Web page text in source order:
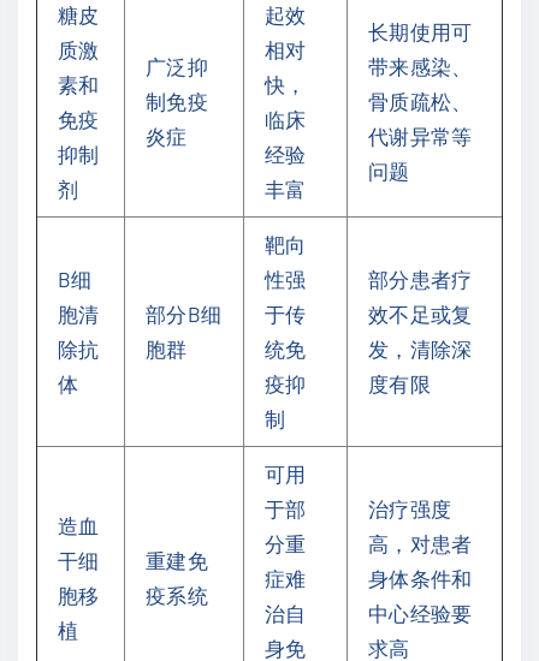
糖皮
质激
素和
免疫
抑制
剂
广泛抑
制免疫
炎症
起效
相对
快，
临床
经验
丰富
长期使用可
带来感染、
骨质疏松、
代谢异常等
问题
B细
胞清
除抗
体
部分B细
胞群
靶向
性强
于传
统免
疫抑
制
部分患者疗
效不足或复
发，清除深
度有限
造血
干细
胞移
植
重建免
疫系统
可用
于部
分重
症难
治自
身免
治疗强度
高，对患者
身体条件和
中心经验要
求高